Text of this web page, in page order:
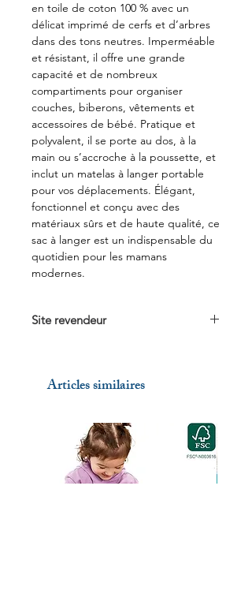
en toile de coton 100 % avec un
délicat imprimé de cerfs et d’arbres
dans des tons neutres. Imperméable
et résistant, il offre une grande
capacité et de nombreux
compartiments pour organiser
couches, biberons, vêtements et
accessoires de bébé. Pratique et
polyvalent, il se porte au dos, à la
main ou s’accroche à la poussette, et
inclut un matelas à langer portable
pour vos déplacements. Élégant,
fonctionnel et conçu avec des
matériaux sûrs et de haute qualité, ce
sac à langer est un indispensable du
quotidien pour les mamans
modernes.
Site revendeur
Articles similaires